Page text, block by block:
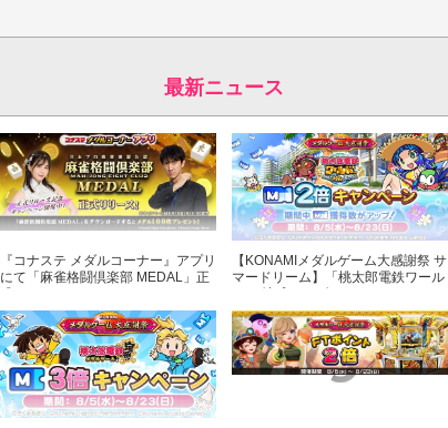
最新ニュース
『コナステ メダルコーナー』アプリ
にて「麻雀格闘倶楽部 MEDAL」正
式リリース！
【KONAMIメダルゲーム大感謝祭 サ
マードリーム】「桃太郎電鉄ワール
ド ～地球もメダルもまわってる！
～」でマイル獲得数が2倍！